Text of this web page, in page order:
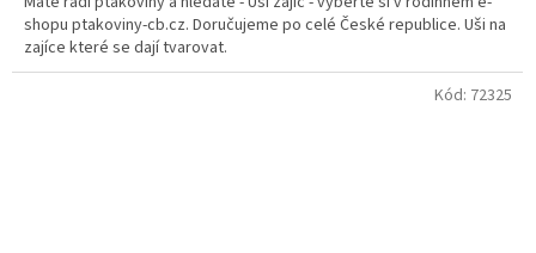
z
5
hvězdiček.
shopu ptakoviny-cb.cz. Doručujeme po celé České republice. Uši na
zajíce které se dají tvarovat.
Kód: 72325